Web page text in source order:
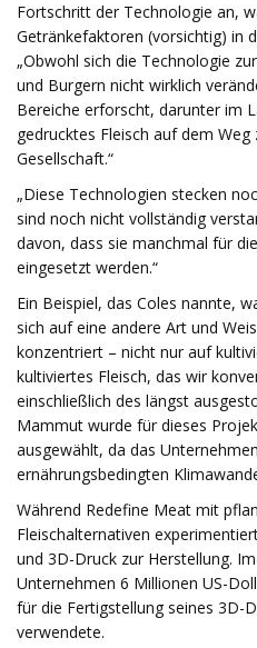
Fortschritt der Technologie an,
Getränkefaktoren (vorsichtig) in
„Obwohl sich die Technologie
und Burgern nicht wirklich
Bereiche erforscht, darunter im
gedrucktes Fleisch auf dem
Gesellschaft.“
„Diese Technologien stecken
sind noch nicht vollständig
davon, dass sie manchmal für
eingesetzt werden.“​
Ein Beispiel, das Coles nannte,
sich auf eine andere Art und
konzentriert – nicht nur auf
kultiviertes Fleisch, das wir
einschließlich des längst
Mammut wurde für dieses
ausgewählt, da das
ernährungsbedingten
Während Redefine Meat mit
Fleischalternativen
und 3D-Druck zur Herstellung.
Unternehmen 6 Millionen US-
für die Fertigstellung seines 3D-
verwendete.